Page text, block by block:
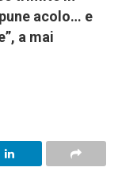
acolo… e
a mai